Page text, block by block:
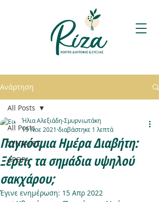
Ανάρτηση
All Posts
ΣΥΝΤΑΓΕΣ
ΑΡΘΡΑ
All Posts
Παγκόσμια Ημέρα Διαβήτη:
Ξέρεις τα σημάδια υψηλού
σακχάρου;
Ήλια Αλεξιάδη-Σμυρνιωτάκη
15 Νοε 2021 διαβάστηκε 1 λεπτά
Έγινε ενημέρωση: 15 Απρ 2022